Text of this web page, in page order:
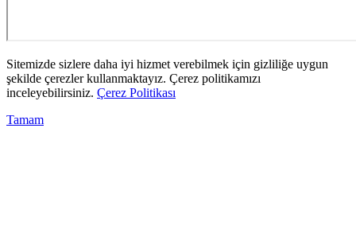
Sitemizde sizlere daha iyi hizmet verebilmek için gizliliğe uygun
şekilde çerezler kullanmaktayız. Çerez politikamızı
inceleyebilirsiniz. Çerez Politikası
Tamam